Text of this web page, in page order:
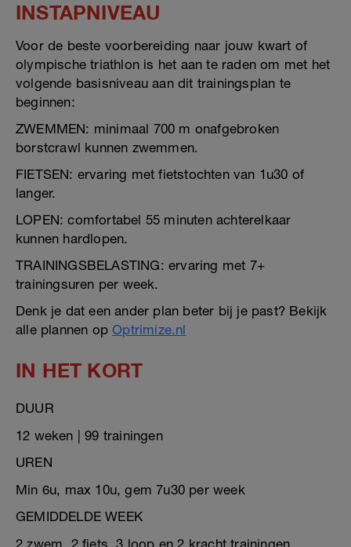
INSTAPNIVEAU
Voor de beste voorbereiding naar jouw kwart of
olympische triathlon is het aan te raden om met het
volgende basisniveau aan dit trainingsplan te
beginnen:
ZWEMMEN: minimaal 700 m onafgebroken
borstcrawl kunnen zwemmen.
FIETSEN: ervaring met fietstochten van 1u30 of
langer.
LOPEN: comfortabel 55 minuten achterelkaar
kunnen hardlopen.
TRAININGSBELASTING: ervaring met 7+
trainingsuren per week.
Denk je dat een ander plan beter bij je past? Bekijk
alle plannen opOptrimize.nl
IN HET KORT
DUUR
12 weken | 99 trainingen
UREN
Min 6u, max 10u, gem 7u30 per week
GEMIDDELDE WEEK